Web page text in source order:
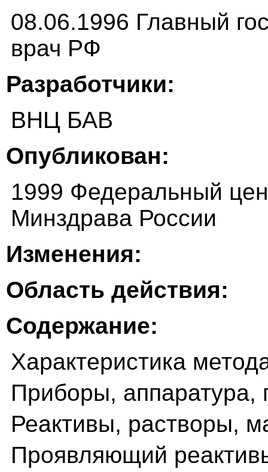
08.06.1996 Главный
врач РФ
Разработчики:
ВНЦ БАВ
Опубликован:
1999 Федеральный
Минздрава России
Изменения:
Область действия:
Содержание:
Характеристика
Приборы, аппаратура,
Реактивы, растворы,
Проявляющий